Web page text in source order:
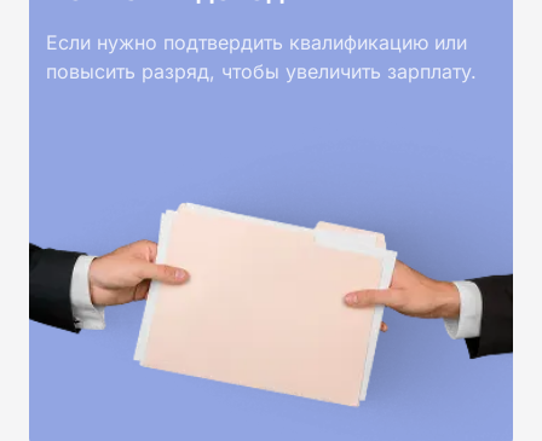
без видеоконференций: все материалы
представлены в текстовом виде, доступном
получают удостоверение о повышении
квалификации установленного образца.
Если нужно подтвердить квалификацию или
повысить разряд, чтобы увеличить зарплату.